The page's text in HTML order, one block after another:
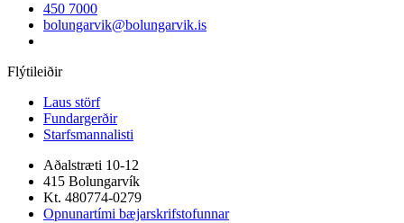
450 7000
bolungarvik@bolungarvik.is
Flýtileiðir
Laus störf
Fundargerðir
Starfsmannalisti
Aðalstræti 10-12
415 Bolungarvík
Kt. 480774-0279
Opnunartími bæjarskrifstofunnar